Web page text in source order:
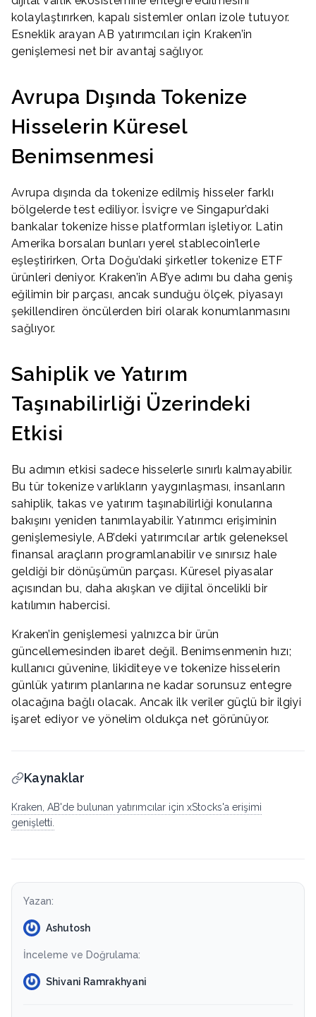
kolaylaştırırken, kapalı sistemler onları izole tutuyor.
Esneklik arayan AB yatırımcıları için Kraken’in
genişlemesi net bir avantaj sağlıyor.
Avrupa Dışında Tokenize
Hisselerin Küresel
Benimsenmesi
Avrupa dışında da tokenize edilmiş hisseler farklı
bölgelerde test ediliyor. İsviçre ve Singapur’daki
bankalar tokenize hisse platformları işletiyor. Latin
Amerika borsaları bunları yerel stablecoin’lerle
eşleştirirken, Orta Doğu’daki şirketler tokenize ETF
ürünleri deniyor. Kraken’in AB’ye adımı bu daha geniş
eğilimin bir parçası, ancak sunduğu ölçek, piyasayı
şekillendiren öncülerden biri olarak konumlanmasını
sağlıyor.
Sahiplik ve Yatırım
Taşınabilirliği Üzerindeki
Etkisi
Bu adımın etkisi sadece hisselerle sınırlı kalmayabilir.
Bu tür tokenize varlıkların yaygınlaşması, insanların
sahiplik, takas ve yatırım taşınabilirliği konularına
bakışını yeniden tanımlayabilir. Yatırımcı erişiminin
genişlemesiyle, AB’deki yatırımcılar artık geleneksel
finansal araçların programlanabilir ve sınırsız hale
geldiği bir dönüşümün parçası. Küresel piyasalar
açısından bu, daha akışkan ve dijital öncelikli bir
katılımın habercisi.
Kraken’in genişlemesi yalnızca bir ürün
güncellemesinden ibaret değil. Benimsenmenin hızı;
kullanıcı güvenine, likiditeye ve tokenize hisselerin
günlük yatırım planlarına ne kadar sorunsuz entegre
olacağına bağlı olacak. Ancak ilk veriler güçlü bir ilgiyi
işaret ediyor ve yönelim oldukça net görünüyor.
Kaynaklar
Kraken, AB'de bulunan yatırımcılar için xStocks'a erişimi
genişletti.
Yazan:
Ashutosh
İnceleme ve Doğrulama:
Shivani Ramrakhyani